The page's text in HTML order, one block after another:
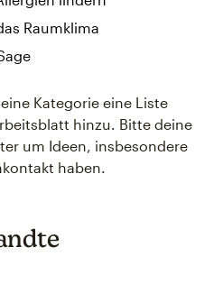
Raumklima
Kategorie eine Liste
hinzu. Bitte deine
um Ideen, insbesondere
haben.